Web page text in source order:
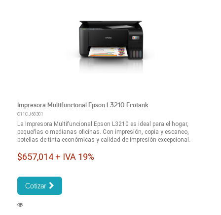
Impresora Multifuncional Epson L3210 Ecotank
C11CJ68301
La Impresora Multifuncional Epson L3210 es ideal para el hogar,
pequeñas o medianas oficinas. Con impresión, copia y escaneo,
botellas de tinta económicas y calidad de impresión excepcional.
$657,014 + IVA 19%
Cotizar